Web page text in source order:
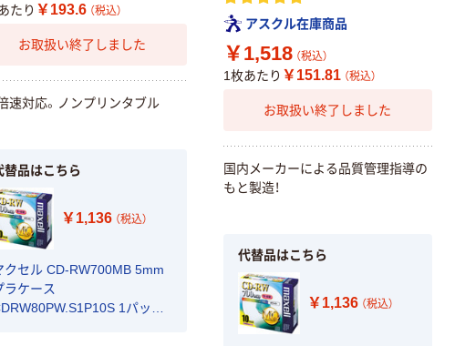
たり ￥193.6 （税込）
お取扱い終了しました
速対応。ノンプリンタブル
替品はこちら
￥1,136 （税込）
クセル CD-RW700MB 5mm
ラケース
1パック
アスクル在庫商品
￥1,518 （税込）
1枚あたり ￥151.81 （税込）
お取扱い終了しました
国内メーカーによる品質管理指導の
もと製造！
代替品はこちら
￥1,136 （税込）
バヤシ PC
ぞき見防止
ルタ マグネ
付
用
（税込）
カゴへ
モ回線データ
DHA-SIM-364 1
カゴへ
1個（直送品）